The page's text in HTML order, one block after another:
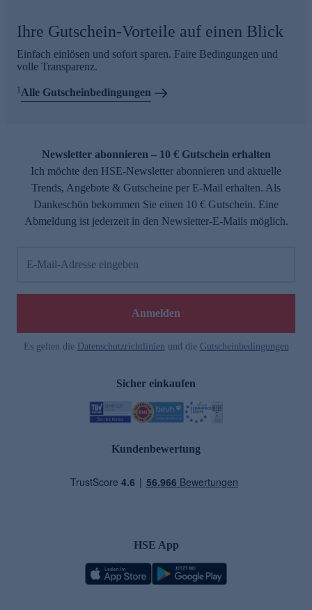
Ihre Gutschein-Vorteile auf einen Blick
Einfach einlösen und sofort sparen. Faire Bedingungen und
volle Transparenz.
1Alle Gutscheinbedingungen
Newsletter abonnieren – 10 € Gutschein erhalten
Ich möchte den HSE-Newsletter abonnieren und aktuelle
Trends, Angebote & Gutscheine per E-Mail erhalten. Als
Dankeschön bekommen Sie einen 10 € Gutschein. Eine
Abmeldung ist jederzeit in den Newsletter-E-Mails möglich.
E-Mail-Adresse eingeben
Anmelden
Es gelten die Datenschutzrichtlinien und die Gutscheinbedingungen
Sicher einkaufen
Kundenbewertung
HSE App